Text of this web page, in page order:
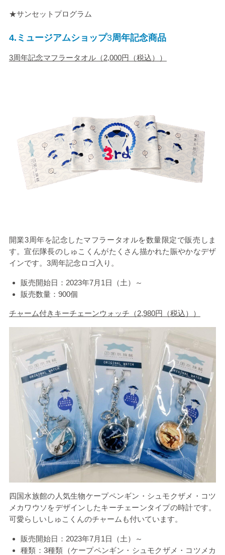
★サンセットプログラム
4. ミュージアムショップ3周年記念商品
3周年記念マフラータオル（2,000円（税込））
開業3周年を記念したマフラータオルを数量限定で販売しま
す。宣伝隊長のしゅこくんがたくさん描かれた賑やかなデザ
インです。 3周年記念ロゴ入り。
販売開始日： 2023年7月 1 日（土）～
販売数量：900個
チャーム付きキーチェーンウォッチ（2,980円（税込））
四国水族館の人気生物ケープペンギン・シュモクザメ・コツ
メカワウソをデザインしたキーチェーンタイプの時計です。
可愛らしいしゅこくんのチャームも付いています。
販売開始日： 2023年7月 1 日（土）～
種類： 3種類（ケープペンギン・シュモクザメ・コツメカ